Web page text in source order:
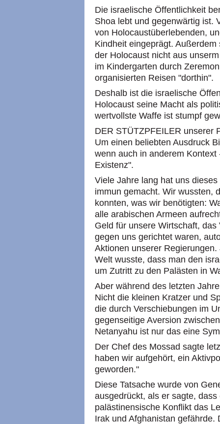
Die israelische Öffentlichkeit
Shoa lebt und gegenwärtig ist.
von Holocaustüberlebenden,
Kindheit eingeprägt.
der Holocaust nicht aus
im Kindergarten durch
organisierten Reisen "dorthin".
Deshalb ist die israelische
Holocaust seine Macht als
wertvollste Waffe ist stumpf
DER STÜTZPFEILER unserer
Um einen beliebten Ausdruck
wenn auch in anderem
Existenz".
Viele Jahre lang hat uns
immun gemacht. Wir wussten,
konnten, was wir benötigten:
alle arabischen Armeen
Geld für unsere Wirtschaft,
gegen uns gerichtet waren,
Aktionen unserer
Welt wusste, dass man den
um Zutritt zu den Palästen in
Aber während des letzten
Nicht die kleinen Kratzer und
die durch Verschiebungen im
gegenseitige Aversion
Netanyahu ist nur das eine
Der Chef des Mossad sagte
haben wir aufgehört, ein
geworden."
Diese Tatsache wurde von
ausgedrückt, als er sagte,
palästinensische Konflikt das
Irak und Afghanistan gefährde.